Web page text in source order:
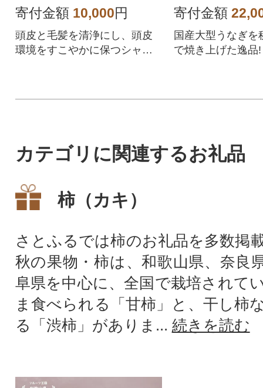
寄付金額 10,000円
頭皮と毛髪を清浄にし、頭皮
環境をすこやかに保つシャン
寄付金額
国産大型うなぎを
で焼き上げた逸品
カテゴリに関連するお礼品
柿（カキ）
さとふるでは柿のお礼品を多数掲
秋の果物・柿は、和歌山県、奈良
阜県を中心に、全国で栽培されて
ま食べられる「甘柿」と、干し柿
る「渋柿」がありま... 続きを読む